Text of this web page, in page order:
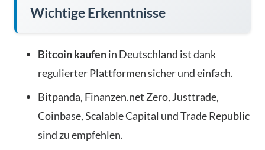
Wichtige Erkenntnisse
Bitcoin kaufenin Deutschland ist dank
regulierter Plattformen sicher und einfach.
Bitpanda, Finanzen.net Zero, Justtrade,
Coinbase, Scalable Capital und Trade Republic
sind zu empfehlen.